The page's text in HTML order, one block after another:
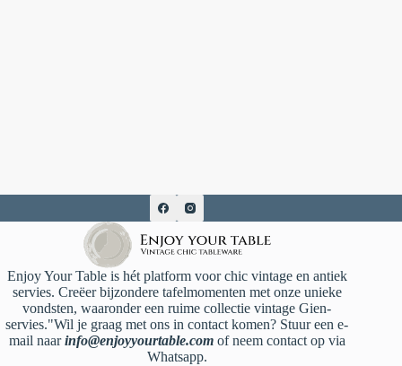
Enjoy Your Table is hét platform voor chic vintage en antiek
servies. Creëer bijzondere tafelmomenten met onze unieke
vondsten, waaronder een ruime collectie vintage Gien-
servies."Wil je graag met ons in contact komen? Stuur een e-
mail naarinfo@enjoyyourtable.comof neem contact op via
Whatsapp.